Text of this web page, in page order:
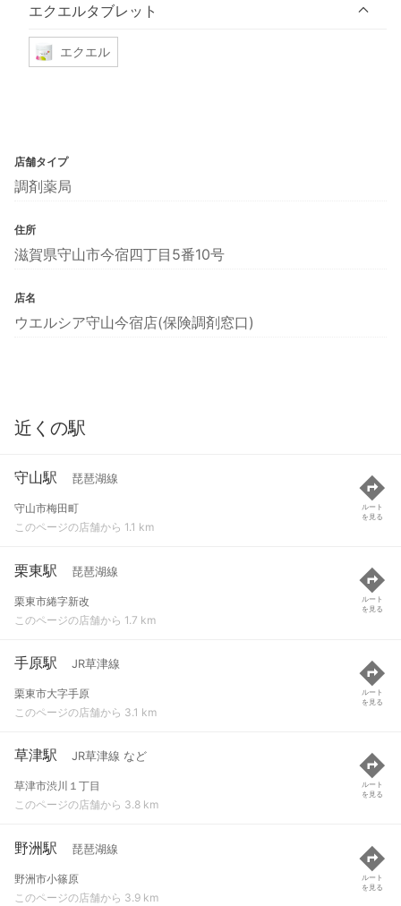
エクエルタブレット
エクエル
店舗タイプ
調剤薬局
住所
滋賀県守山市今宿四丁目5番10号
店名
ウエルシア守山今宿店(保険調剤窓口)
近くの駅
守山駅 琵琶湖線
守山市梅田町
このページの店舗から 1.1 km
ルート
を見る
栗東駅 琵琶湖線
栗東市綣字新改
このページの店舗から 1.7 km
ルート
を見る
手原駅 JR草津線
栗東市大字手原
このページの店舗から 3.1 km
ルート
を見る
草津駅 JR草津線 など
草津市渋川１丁目
このページの店舗から 3.8 km
ルート
を見る
野洲駅 琵琶湖線
野洲市小篠原
このページの店舗から 3.9 km
ルート
を見る